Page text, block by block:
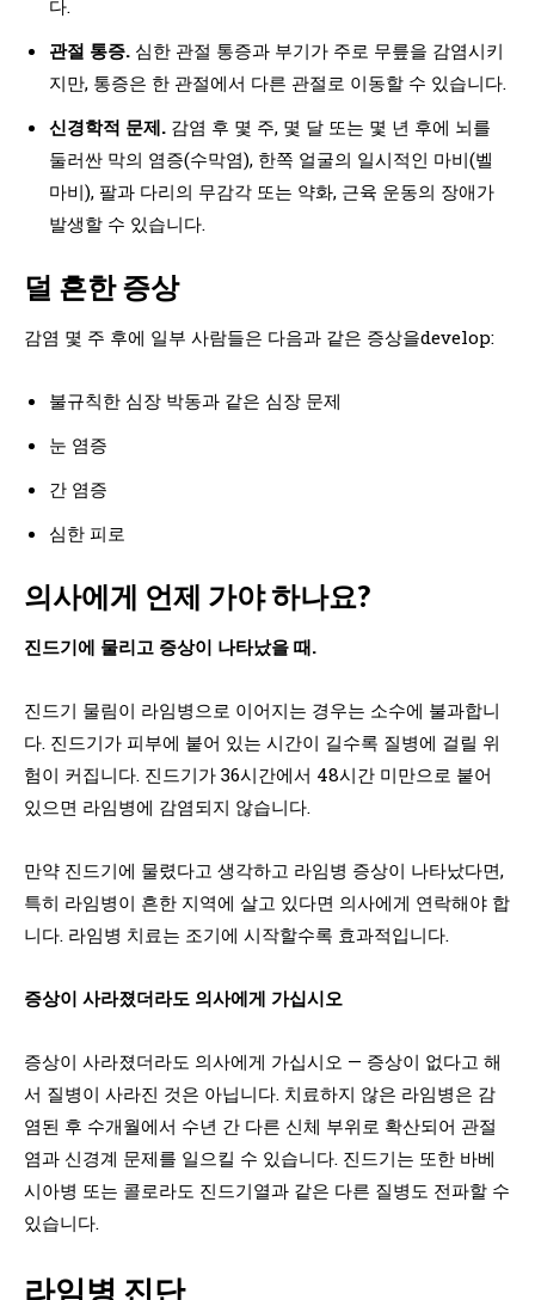
다.
관절 통증. 심한 관절 통증과 부기가 주로 무릎을 감염시키
지만, 통증은 한 관절에서 다른 관절로 이동할 수 있습니다.
신경학적 문제. 감염 후 몇 주, 몇 달 또는 몇 년 후에 뇌를
둘러싼 막의 염증(수막염), 한쪽 얼굴의 일시적인 마비(벨
마비), 팔과 다리의 무감각 또는 약화, 근육 운동의 장애가
발생할 수 있습니다.
덜 흔한 증상
감염 몇 주 후에 일부 사람들은 다음과 같은 증상을develop:
불규칙한 심장 박동과 같은 심장 문제
눈 염증
간 염증
심한 피로
의사에게 언제 가야 하나요?
진드기에 물리고 증상이 나타났을 때.
진드기 물림이 라임병으로 이어지는 경우는 소수에 불과합니
다. 진드기가 피부에 붙어 있는 시간이 길수록 질병에 걸릴 위
험이 커집니다. 진드기가 36시간에서 48시간 미만으로 붙어
있으면 라임병에 감염되지 않습니다.
만약 진드기에 물렸다고 생각하고 라임병 증상이 나타났다면,
특히 라임병이 흔한 지역에 살고 있다면 의사에게 연락해야 합
니다. 라임병 치료는 조기에 시작할수록 효과적입니다.
증상이 사라졌더라도 의사에게 가십시오
증상이 사라졌더라도 의사에게 가십시오 — 증상이 없다고 해
서 질병이 사라진 것은 아닙니다. 치료하지 않은 라임병은 감
염된 후 수개월에서 수년 간 다른 신체 부위로 확산되어 관절
염과 신경계 문제를 일으킬 수 있습니다. 진드기는 또한 바베
시아병 또는 콜로라도 진드기열과 같은 다른 질병도 전파할 수
있습니다.
라임병 진단